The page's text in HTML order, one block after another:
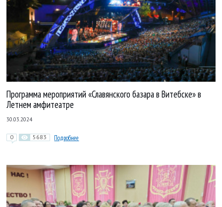
Программа мероприятий «Славянского базара в Витебске» в
Летнем амфитеатре
30.03.2024
0 5683 Подробнее